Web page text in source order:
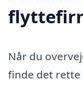
Når du
finde det rette